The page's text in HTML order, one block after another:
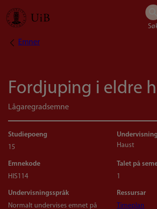
Hopp
Navigasjonssti
Emner
Fordjuping i eldre
Lågaregradsemne
Studiepoeng
15
Haust
Emnekode
HIS114
Talet på
1
Undervisningsspråk
Normalt undervises emnet på
Ressursar
Timeplan